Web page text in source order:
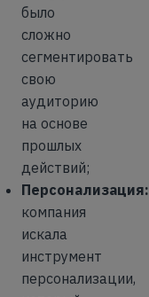
было
сложно
сегментировать
свою
аудиторию
на основе
прошлых
действий;
Персонализация:
компания
искала
инструмент
персонализации,